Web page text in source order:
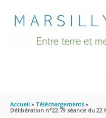
Accueil
Téléchargements
Délibération n°22.79 séance du 22